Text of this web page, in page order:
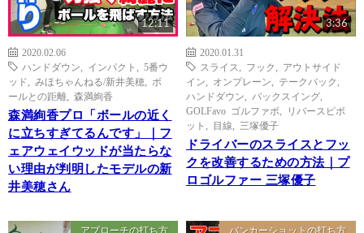
12:11
2020.02.06
ハンドダウン
インパクト
5番ウ
ッド
みほちゃんねる/新井美穂
ボ
ールとの距離
森満絢香
森満絢香プロ「ボールの近く
に立ちすぎてるんです」｜フ
ェアウェイウッドが当たらな
い理由が判明したモデルの新
井美穂さん
3:36
2020.01.31
スライス
フック
アウトサイド
イン
オンプレーン テークバック
ハンドダウン
バックスイング
GOLFavo ゴルファボ
リバースピボ
ット
目線 三塚優子
ドライバーのスライスとフッ
クを改善するための方法｜プ
ロゴルファー 三塚優子
アプローチの打ち方 バンカーショットの打ち方